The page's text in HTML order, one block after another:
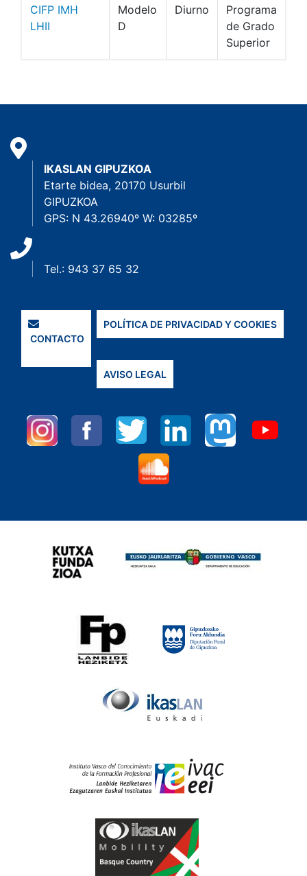
CIFP IMH
LHII
Modelo
D
Diurno
Programa
de Grado
Superior
IKASLAN GIPUZKOA
Etarte bidea, 20170 Usurbil
GIPUZKOA
GPS: N 43.26940º W: 03285º
Tel.: 943 37 65 32
CONTACTO
POLÍTICA DE PRIVACIDAD Y COOKIES
AVISO LEGAL